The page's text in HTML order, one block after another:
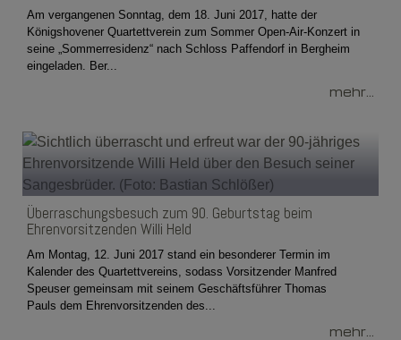
Am vergangenen Sonntag, dem 18. Juni 2017, hatte der
Königshovener Quartettverein zum Sommer Open-Air-Konzert in
seine „Sommerresidenz“ nach Schloss Paffendorf in Bergheim
eingeladen. Ber...
mehr...
Überraschungsbesuch zum 90. Geburtstag beim
Ehrenvorsitzenden Willi Held
Am Montag, 12. Juni 2017 stand ein besonderer Termin im
Kalender des Quartettvereins, sodass Vorsitzender Manfred
Speuser gemeinsam mit seinem Geschäftsführer Thomas
Pauls dem Ehrenvorsitzenden des...
mehr...